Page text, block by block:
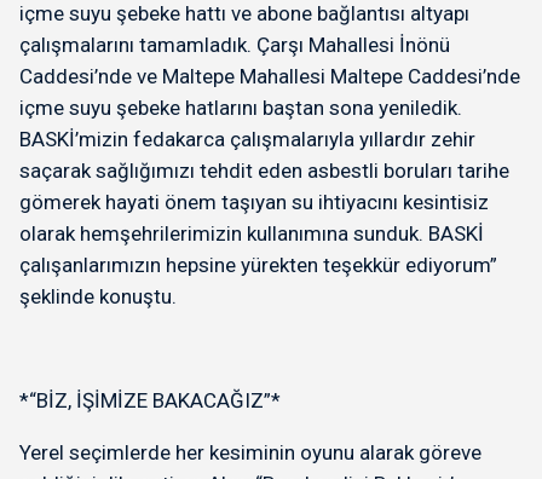
içme suyu şebeke hattı ve abone bağlantısı altyapı
çalışmalarını tamamladık. Çarşı Mahallesi İnönü
Caddesi’nde ve Maltepe Mahallesi Maltepe Caddesi’nde
içme suyu şebeke hatlarını baştan sona yeniledik.
BASKİ’mizin fedakarca çalışmalarıyla yıllardır zehir
saçarak sağlığımızı tehdit eden asbestli boruları tarihe
gömerek hayati önem taşıyan su ihtiyacını kesintisiz
olarak hemşehrilerimizin kullanımına sunduk. BASKİ
çalışanlarımızın hepsine yürekten teşekkür ediyorum”
şeklinde konuştu.
*“BİZ, İŞİMİZE BAKACAĞIZ”*
Yerel seçimlerde her kesiminin oyunu alarak göreve